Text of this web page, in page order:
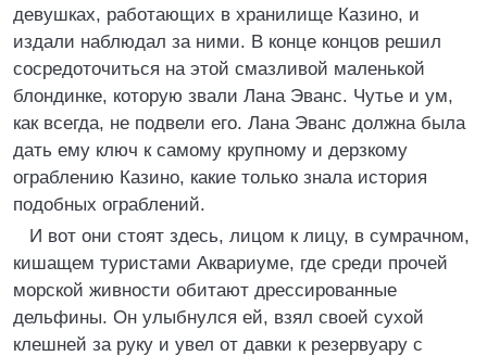
девушках, работающих в хранилище Казино, и
издали наблюдал за ними. В конце концов решил
сосредоточиться на этой смазливой маленькой
блондинке, которую звали Лана Эванс. Чутье и ум,
как всегда, не подвели его. Лана Эванс должна была
дать ему ключ к самому крупному и дерзкому
ограблению Казино, какие только знала история
подобных ограблений.
И вот они стоят здесь, лицом к лицу, в сумрачном,
кишащем туристами Аквариуме, где среди прочей
морской живности обитают дрессированные
дельфины. Он улыбнулся ей, взял своей сухой
клешней за руку и увел от давки к резервуару с